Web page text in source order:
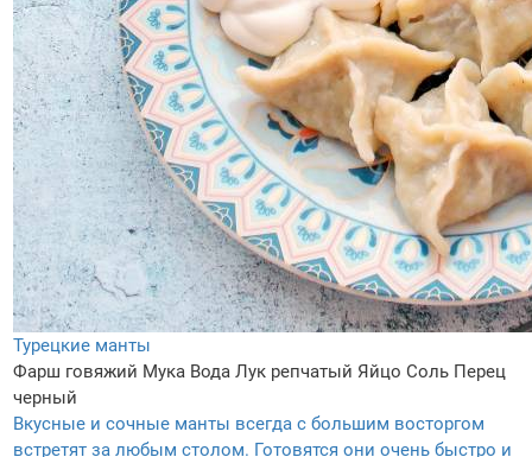
Турецкие манты
Фарш говяжий Мука Вода Лук репчатый Яйцо Соль Перец
черный
Вкусные и сочные манты всегда с большим восторгом
встретят за любым столом. Готовятся они очень быстро и